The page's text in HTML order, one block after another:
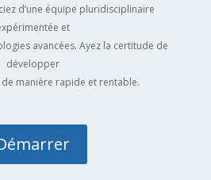
d’une équipe pluridisciplinaire
et
avancées. Ayez la certitude de
développer
manière rapide et rentable.